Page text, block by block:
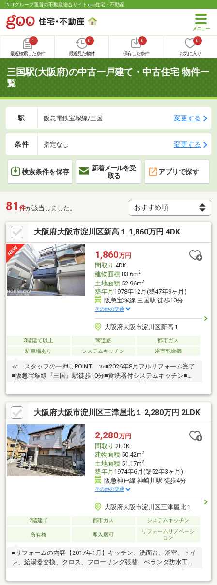
NTTグループ運営の不動産総合サイト goo住宅・不動産
1
最近検索した条件
0
最近見た物件
0
保存した条件
0
お気に入り
三国駅(大阪府)の中古一戸建て・中古住宅 物件一
覧
駅 阪急電鉄宝塚線/三国 変更する
条件 指定なし 変更する
検索条件を保存
新着メールを受
取る
アプリで探す
81 件が該当しました。
大阪府大阪市淀川区新高１ 1,860万円 4DK
1,860万円
間取り 4DK
建物面積83.6m2
土地面積52.96m2
築年月 1978年12月(築47年9ヶ月)
阪急宝塚線 三国駅 徒歩10分
その他の交通
大阪府大阪市淀川区新高１
3階建て以上 南道路
都市ガス
駐車場あり
システムキッチン 浴室乾燥機
≪ スタッフの一押しPOINT ≫■2026年8月フルリフォーム完了
■阪急宝塚線『三国』駅徒歩10分■食洗器付システムキッチン■浴
ハチ野中北店…徒歩4分万代淀川新高店…徒歩6分ドラッグアカカベ
新高店…徒歩3分
大阪府大阪市淀川区三津屋北１ 2,280万円 2LDK
2,280万円
間取り 2LDK
建物面積50.42m2
土地面積51.17m2
築年月 1974年6月(築52年3ヶ月)
阪急神戸線 神崎川駅 徒歩4分
その他の交通
大阪府大阪市淀川区三津屋北１
2階建て 都市ガス システムキッチン
所有権 即入居可
リフォームリノベーシ
ョン
■リフォームの内容【2017年1月】キッチン、洗面台、浴室、トイ
レ、給湯器交換、クロス、フローリング張替、ベランダ防水工事
な角地の戸建て！■全居室6帖以上！■全居室2面採光！■スーパー